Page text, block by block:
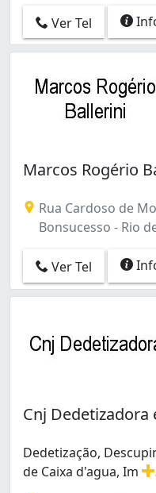
Ver Tel
Marcos Rogério
Rua Cardoso de
Bonsucesso - Rio
Ver Tel
Cnj Dedetizadora
Dedetização,
de Caixa d'agua, Im